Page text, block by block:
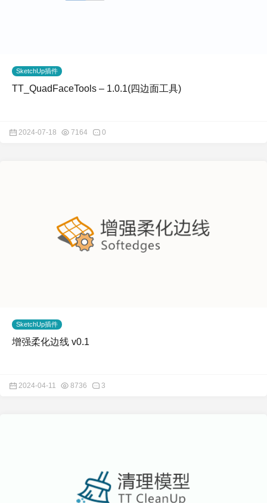
SketchUp插件
TT_QuadFaceTools – 1.0.1(四边面工具)
2024-07-18 7164 0
SketchUp插件
增强柔化边线 v0.1
2024-04-11 8736 3